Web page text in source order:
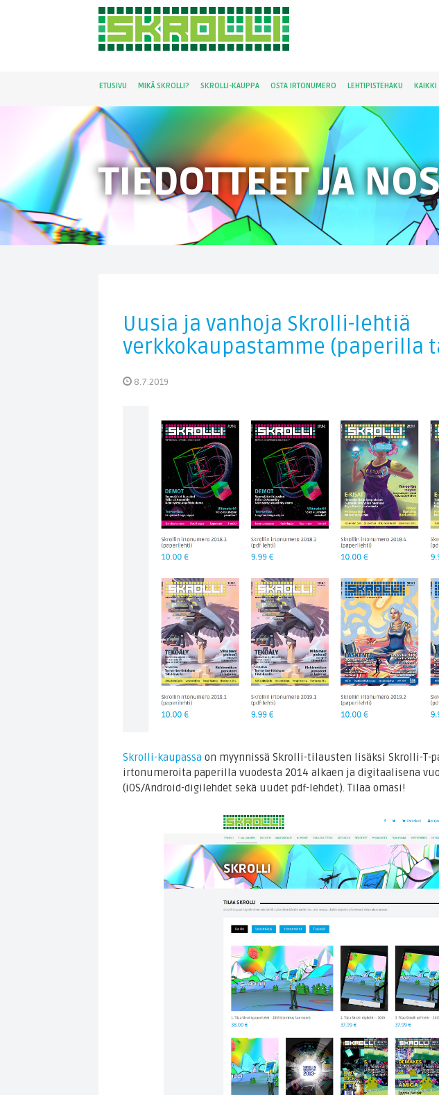
ETUSIVU MIKÄ SKROLLI? SKROLLI-KAUPPA OSTA IRTONUMERO LEHTIPISTEHAKU KAIKKI
TIEDOTTEET JA
Uusia ja vanhoja Skrolli-lehtiä
verkkokaupastamme (paperilla
8.7.2019
Skrolli-kaupassa on myynnissä Skrolli-tilausten lisäksi Skrolli-T-
irtonumeroita paperilla vuodesta 2014 alkaen ja digitaalisena
(iOS/Android-digilehdet sekä uudet pdf-lehdet). Tilaa omasi!